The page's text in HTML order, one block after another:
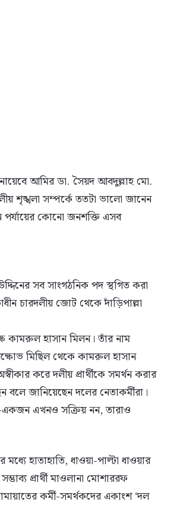
নায়েবে আমির ডা. সৈয়দ আবদুল্লাহ মো.
শৃঙ্খলা সম্পর্কে ততটা ভালো জানেন
পর্যায়ের কোনো জনশক্তি এসব
সব সাংগঠনিক পদ স্থগিত করা
চারদলীয় জোট থেকে দাঁড়িপাল্লা
কামরুল হাসান মিলন। তাঁর নাম
মিছিল থেকে কামরুল হাসান
করে দলীয় প্রার্থীকে সমর্থন করার
জানিয়েছেন দলের নেতাকর্মীরা।
একজন এখনও সক্রিয় নন, তারাও
হাতাহাতি, ধাওয়া-পাল্টা ধাওয়ার
প্রার্থী মাওলানা মোশাররফ
কর্মী-সমর্থকদের একাংশ ‘দল